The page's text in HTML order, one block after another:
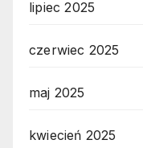
lipiec 2025
czerwiec 2025
maj 2025
kwiecień 2025